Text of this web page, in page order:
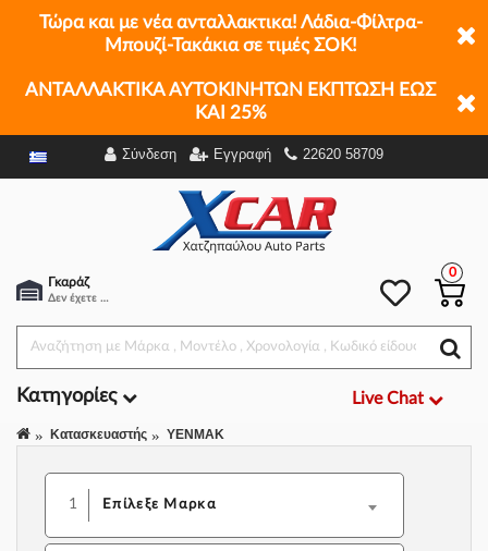
Τώρα και με νέα ανταλλακτικα! Λάδια-Φίλτρα-
Μπουζί-Τακάκια σε τιμές ΣΟΚ!
ΑΝΤΑΛΛΑΚΤΙΚΑ ΑΥΤΟΚΙΝΗΤΩΝ ΕΚΠΤΩΣΗ ΕΩΣ
ΚΑΙ 25%
Σύνδεση Εγγραφή 22620 58709
Γκαράζ
Δεν έχετε επιλέξει αμάξι.
0
Κατηγορίες Live Chat
Κατασκευαστής YENMAK
1 Επίλεξε Μαρκα